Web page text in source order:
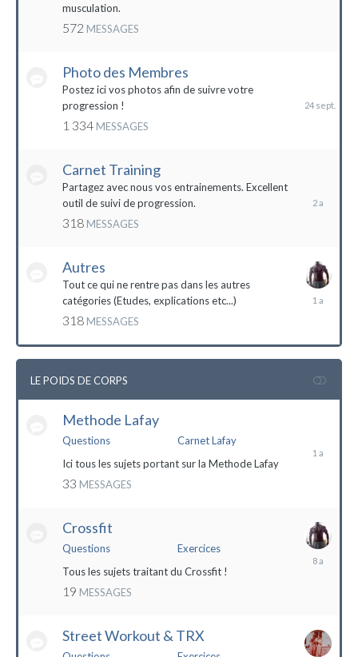
musculation.
572 MESSAGES
Photo des Membres
Postez ici vos photos afin de suivre votre
progression !
1 334 MESSAGES
2023
Carnet Training
Partagez avec nous vos entrainements. Excellent
outil de suivi de progression.
318 MESSAGES
2022
Autres
Tout ce qui ne rentre pas dans les autres
catégories (Etudes, explications etc...)
318 MESSAGES
10
LE POIDS DE CORPS
Methode Lafay
Questions
Carnet Lafay
Ici tous les sujets portant sur la Methode Lafay
33 MESSAGES
2023
Crossfit
Questions
Exercices
Tous les sujets traitant du Crossfit !
19 MESSAGES
27
Street Workout & TRX